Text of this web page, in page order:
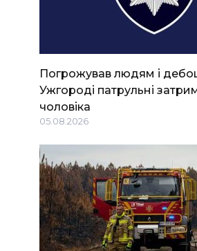
Погрожував людям і
Ужгороді патрульні
чоловіка
05.08.2026